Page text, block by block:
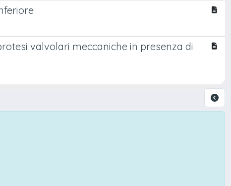
valvolari meccaniche in presenza di